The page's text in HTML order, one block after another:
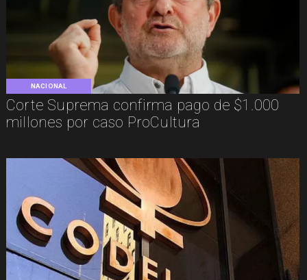
NACIONAL
Corte Suprema confirma pago de $1.000
millones por caso ProCultura